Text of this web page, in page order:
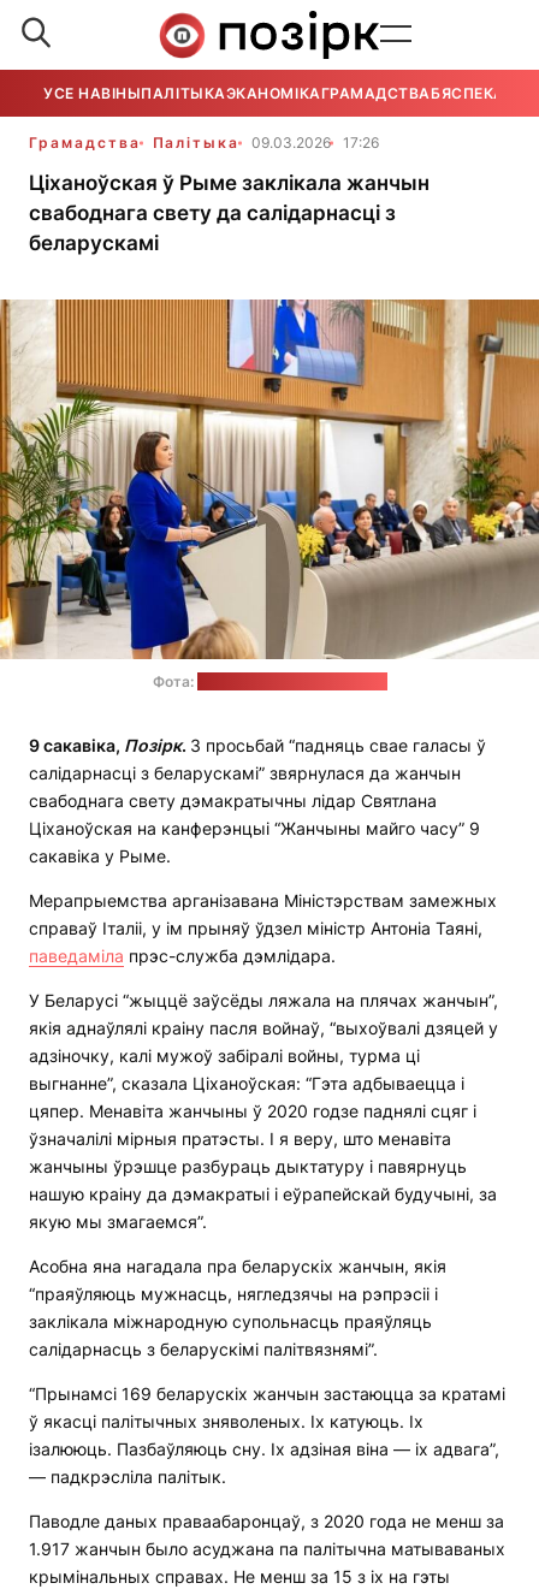
УСЕ НАВІНЫПАЛІТЫКАЭКАНОМІКАГРАМАДСТВАБЯСПЕКА
Грамадства Палітыка 09.03.2026 17:26
Ціханоўская ў Рыме заклікала жанчын
свабоднага свету да салідарнасці з
беларускамі
Фота:
9 сакавіка, Позірк. З просьбай “падняць свае галасы ў
салідарнасці з беларускамі” звярнулася да жанчын
свабоднага свету дэмакратычны лідар Святлана
Ціханоўская на канферэнцыі “Жанчыны майго часу” 9
сакавіка у Рыме.
Мерапрыемства арганізавана Міністэрствам замежных
справаў Італіі, у ім прыняў ўдзел міністр Антоніа Таяні,
паведаміла прэс-служба дэмлідара.
У Беларусі “жыццё заўсёды ляжала на плячах жанчын”,
якія аднаўлялі краіну пасля войнаў, “выхоўвалі дзяцей у
адзіночку, калі мужоў забіралі войны, турма ці
выгнанне”, сказала Ціханоўская: “Гэта адбываецца і
цяпер. Менавіта жанчыны ў 2020 годзе паднялі сцяг і
ўзначалілі мірныя пратэсты. І я веру, што менавіта
жанчыны ўрэшце разбураць дыктатуру і павярнуць
нашую краіну да дэмакратыі і еўрапейскай будучыні, за
якую мы змагаемся”.
Асобна яна нагадала пра беларускіх жанчын, якія
“праяўляюць мужнасць, нягледзячы на рэпрэсіі і
заклікала міжнародную супольнасць праяўляць
салідарнасць з беларускімі палітвязнямі”.
“Прынамсі 169 беларускіх жанчын застаюцца за кратамі
ў якасці палітычных зняволеных. Іх катуюць. Іх
ізалююць. Пазбаўляюць сну. Іх адзіная віна — іх адвага”,
— падкрэсліла палітык.
Паводле даных праваабаронцаў, з 2020 года не менш за
1.917 жанчын было асуджана па палітычна матываваных
крымінальных справах. Не менш за 15 з іх на гэты